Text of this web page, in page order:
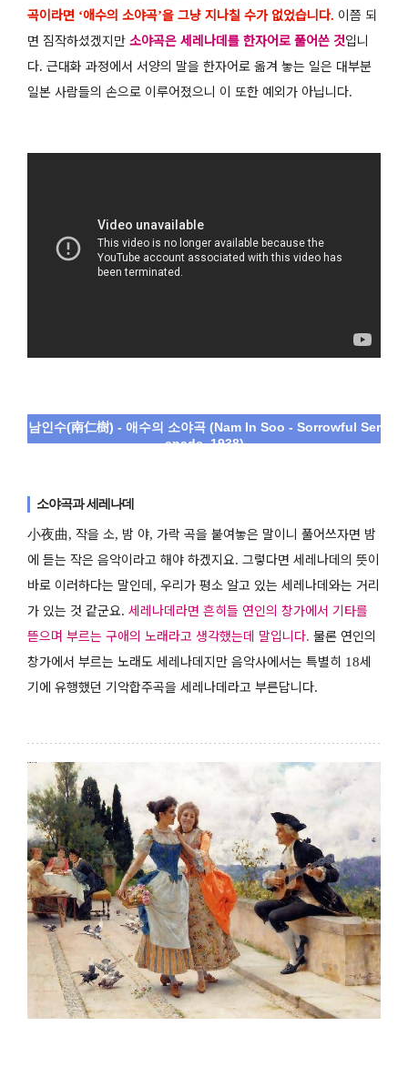
곡이라면 ‘애수의 소야곡’을 그냥 지나칠 수가 없었습니다. 이쯤 되
면 짐작하셨겠지만 소야곡은 세레나데를 한자어로 풀어쓴 것입니
다. 근대화 과정에서 서양의 말을 한자어로 옮겨 놓는 일은 대부분
일본 사람들의 손으로 이루어졌으니 이 또한 예외가 아닙니다.
남인수(南仁樹) - 애수의 소야곡 (Nam In Soo - Sorrowful Ser
enade, 1938)
소야곡과 세레나데
小夜曲, 작을 소, 밤 야, 가락 곡을 붙여놓은 말이니 풀어쓰자면 밤
에 듣는 작은 음악이라고 해야 하겠지요. 그렇다면 세레나데의 뜻이
바로 이러하다는 말인데, 우리가 평소 알고 있는 세레나데와는 거리
가 있는 것 같군요. 세레나데라면 흔히들 연인의 창가에서 기타를
뜯으며 부르는 구애의 노래라고 생각했는데 말입니다. 물론 연인의
창가에서 부르는 노래도 세레나데지만 음악사에서는 특별히 18세
기에 유행했던 기악합주곡을 세레나데라고 부른답니다.